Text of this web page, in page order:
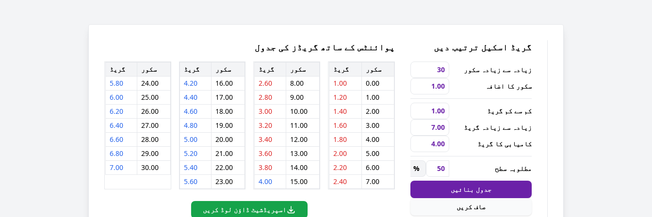
گریڈ اسکیل ترتیب دیں
زیادہ سے زیادہ سکور
سکور کا اضافہ
کم سے کم گریڈ
زیادہ سے زیادہ گریڈ
کامیابی کا گریڈ
مطلوبہ سطح %
جدول بنائیں
صاف کریں
پوائنٹس کے ساتھ گریڈز کی جدول
سکور
گریڈ
0.00
1.00
1.00
1.20
2.00
1.40
3.00
1.60
4.00
1.80
5.00
2.00
6.00
2.20
7.00
2.40
سکور
گریڈ
8.00
2.60
9.00
2.80
10.00
3.00
11.00
3.20
12.00
3.40
13.00
3.60
14.00
3.80
15.00
4.00
سکور
گریڈ
16.00
4.20
17.00
4.40
18.00
4.60
19.00
4.80
20.00
5.00
21.00
5.20
22.00
5.40
23.00
5.60
سکور
گریڈ
24.00
5.80
25.00
6.00
26.00
6.20
27.00
6.40
28.00
6.60
29.00
6.80
30.00
7.00
اسپریڈشیٹ ڈاؤن لوڈ کریں